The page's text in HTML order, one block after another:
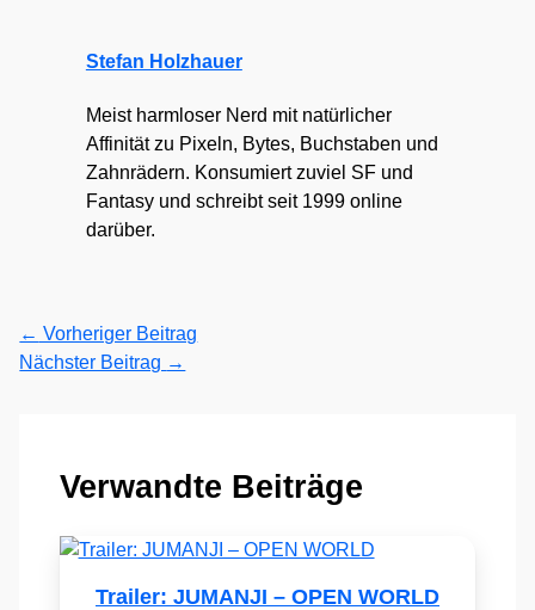
Stefan Holzhauer
Meist harmloser Nerd mit natürlicher
Affinität zu Pixeln, Bytes, Buchstaben und
Zahnrädern. Konsumiert zuviel SF und
Fantasy und schreibt seit 1999 online
darüber.
← Vorheriger Beitrag
Nächster Beitrag →
Verwandte Beiträge
Trailer: JUMANJI – OPEN WORLD